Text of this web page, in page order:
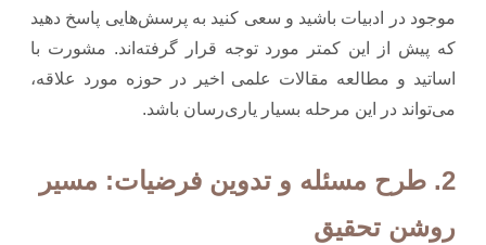
موجود در ادبیات باشید و سعی کنید به پرسش‌هایی پاسخ دهید
که پیش از این کمتر مورد توجه قرار گرفته‌اند. مشورت با
اساتید و مطالعه مقالات علمی اخیر در حوزه مورد علاقه،
می‌تواند در این مرحله بسیار یاری‌رسان باشد.
2. طرح مسئله و تدوین فرضیات: مسیر
روشن تحقیق